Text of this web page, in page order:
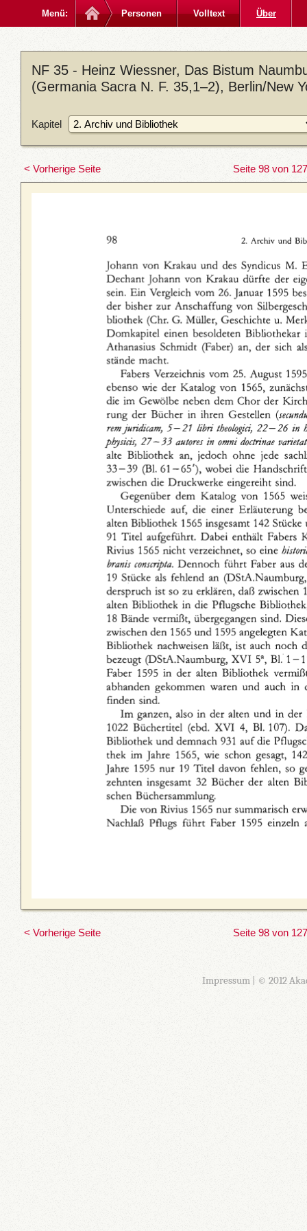
Menü: Personen Volltext Über
NF 35 - Heinz Wiessner, Das Bistum
(Germania Sacra N. F. 35,1–2), Berlin/New
Kapitel
< Vorherige Seite Seite 98 von
< Vorherige Seite Seite 98 von
Impressum| © 2012